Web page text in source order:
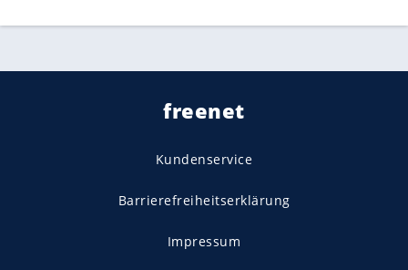
freenet
Kundenservice
Barrierefreiheitserklärung
Impressum